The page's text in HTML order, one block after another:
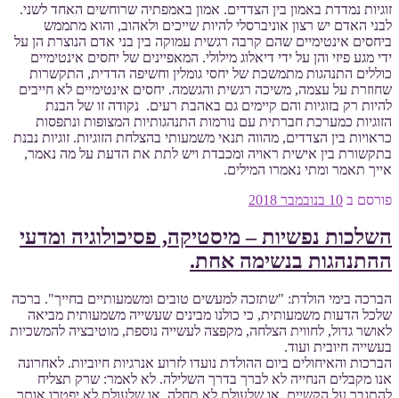
זוגיות נמדדת באמון בין הצדדים. אמון באמפתיה שרוחשים האחד לשני.
לבני האדם יש רצון אוניברסלי להיות שייכים ולאהוב, והוא מתממש
ביחסים אינטימיים שהם קרבה רגשית עמוקה בין בני אדם הנוצרת הן על
ידי מגע פיזי והן על ידי דיאלוג מילולי. המאפיינים של יחסים אינטימיים
כוללים התנהגות מתמשכת של יחסי גומלין וחשיפה הדדית, התקשרות
שחוזרת על עצמה, משיכה רגשית והגשמה. יחסים אינטימיים לא חייבים
להיות רק בזוגיות והם קיימים גם באהבת רעים. נקודה זו של הבנת
הזוגיות כמערכת חברתית עם נורמות התנהגותיות המצופות ונתפסות
כראויות בין הצדדים, מהווה תנאי משמעותי בהצלחת הזוגיות. זוגיות נבנת
בתקשורת בין אישית ראויה ומכבדת ויש לתת את הדעת על מה נאמר,
אייך תאמר ומתי נאמרו המילים.
פורסם ב 10 בנובמבר 2018
השלכות נפשיות – מיסטיקה, פסיכולוגיה ומדעי
ההתנהגות בנשימה אחת.
הברכה בימי הולדת: "שתזכה למעשים טובים ומשמעותיים בחייך". ברכה
שלכל הדעות משמעותית, כי כולנו מבינים שעשייה משמעותית מביאה
לאושר גדול, לחווית הצלחה, מקפצה לעשייה נוספת, מוטיבציה להמשכיות
בעשייה חיובית ועוד.
הברכות והאיחולים ביום ההולדת נועדו לזרוע אנרגיות חיוביות. לאחרונה
אנו מקבלים הנחייה לא לברך בדרך השלילה. לא לאמר: שרק תצליח